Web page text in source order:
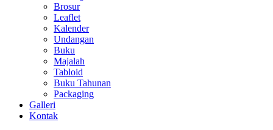
Brosur
Leaflet
Kalender
Undangan
Buku
Majalah
Tabloid
Buku Tahunan
Packaging
Galleri
Kontak